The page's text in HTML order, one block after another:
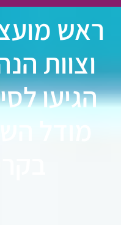
ראש
וצוות
הגיעו
מודל